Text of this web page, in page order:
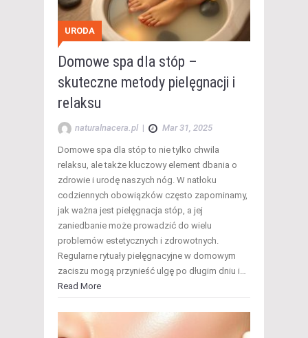
URODA
Domowe spa dla stóp –
skuteczne metody pielęgnacji i
relaksu
naturalnacera.pl | Mar 31, 2025
Domowe spa dla stóp to nie tylko chwila
relaksu, ale także kluczowy element dbania o
zdrowie i urodę naszych nóg. W natłoku
codziennych obowiązków często zapominamy,
jak ważna jest pielęgnacja stóp, a jej
zaniedbanie może prowadzić do wielu
problemów estetycznych i zdrowotnych.
Regularne rytuały pielęgnacyjne w domowym
zaciszu mogą przynieść ulgę po długim dniu i…
Read More